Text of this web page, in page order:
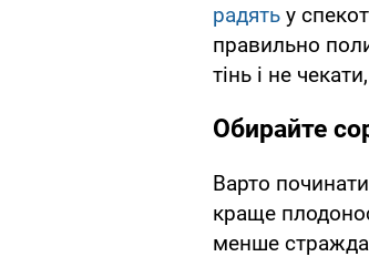
радять у
правильно
тінь і не
Обирайте
Варто
краще
менше